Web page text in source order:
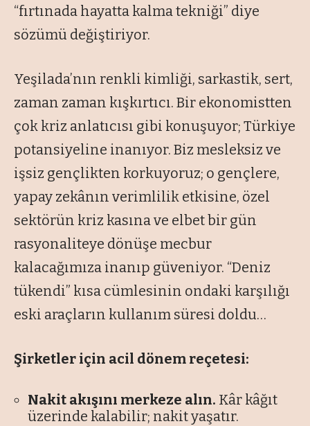
“fırtınada hayatta kalma tekniği” diye
sözümü değiştiriyor.
Yeşilada’nın renkli kimliği, sarkastik, sert,
zaman zaman kışkırtıcı. Bir ekonomistten
çok kriz anlatıcısı gibi konuşuyor; Türkiye
potansiyeline inanıyor. Biz mesleksiz ve
işsiz gençlikten korkuyoruz; o gençlere,
yapay zekânın verimlilik etkisine, özel
sektörün kriz kasına ve elbet bir gün
rasyonaliteye dönüşe mecbur
kalacağımıza inanıp güveniyor. “Deniz
tükendi” kısa cümlesinin ondaki karşılığı
eski araçların kullanım süresi doldu…
Şirketler için acil dönem reçetesi:
Nakit akışını merkeze alın. Kâr kâğıt
üzerinde kalabilir; nakit yaşatır.